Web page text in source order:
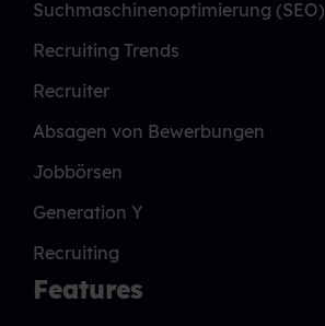
Suchmaschinenoptimierung (SEO)
Recruiting Trends
Recruiter
Absagen von Bewerbungen
Jobbörsen
Generation Y
Recruiting
Features